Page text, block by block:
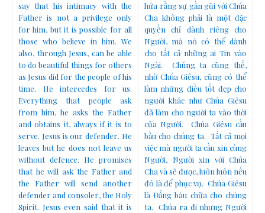
say that his intimacy with the
Father is not a privilege only
for him, but it is possible for all
those who believe in him. We
also, through Jesus, can be able
to do beautiful things for others
as Jesus did for the people of his
time. He intercedes for us.
Everything that people ask
from him, he asks the Father
and obtains it, always if it is to
serve. Jesus is our defender. He
leaves but he does not leave us
without defence. He promises
that he will ask the Father and
the Father will send another
defender and consoler, the Holy
Spirit. Jesus even said that it is
hứa rằng sự gần gũi với Chúa
Cha không phải là một đặc
quyền chỉ dành riêng cho
Người, mà nó có thể dành
cho tất cả những ai Tin vào
Ngài. Chúng ta cũng thế,
nhờ Chúa Giêsu, cũng có thể
làm những điều tốt đẹp cho
người khác như Chúa Giêsu
đã làm cho người ta vào thời
của Người. Chúa Giêsu cầu
bầu cho chúng ta. Tất cả mọi
việc mà người ta cầu xin cùng
Người, Người xin với Chúa
Cha và sẽ được, luôn luôn nếu
đó là để phục vụ. Chúa Giêsu
là Đấng bàu chữa cho chúng
ta. Chúa ra đi nhưng Người